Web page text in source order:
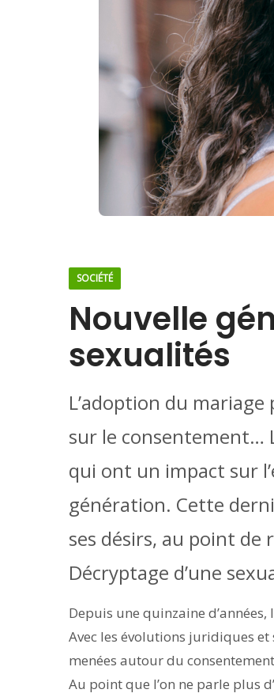
SOCIÉTÉ
Nouvelle
sexualités
L’adoption du
sur le consentement…
qui ont un impact sur
génération. Cette
ses désirs, au point
Décryptage d’une
Depuis une quinzaine
Avec les évolutions juridiques
menées autour du
Au point que l’on ne parle plus